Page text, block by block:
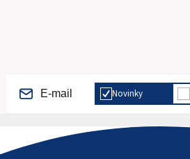
Novinky